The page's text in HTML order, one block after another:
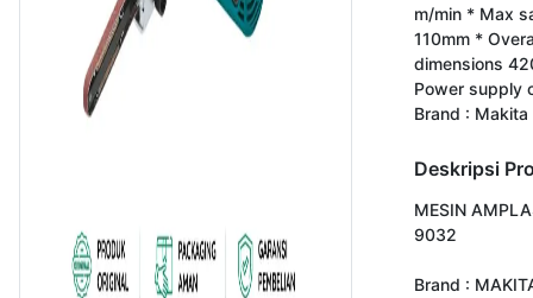
m/min * Max
110mm *
dimensions
Power supply
Brand : Makita
Deskripsi
MESIN
9032
Brand :